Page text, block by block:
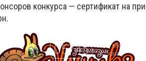
конкурса — сертификат на